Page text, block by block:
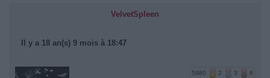
VelvetSpleen
Il y a 18 an(s) 9 mois à 18:47
5980 2 3 6